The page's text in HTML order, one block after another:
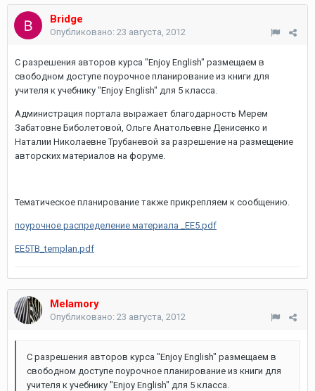
Bridge
Опубликовано: 23 августа, 2012
С разрешения авторов курса "Enjoy English" размещаем в
свободном доступе поурочное планирование из книги для
учителя к учебнику "Enjoy English" для 5 класса.
Администрация портала выражает благодарность Мерем
Забатовне Биболетовой, Ольге Анатольевне Денисенко и
Наталии Николаевне Трубаневой за разрешение на размещение
авторских материалов на форуме.
Тематическое планирование также прикрепляем к сообщению.
поурочное распределение материала _ЕЕ5.pdf
EE5TB_templan.pdf
Melamory
Опубликовано: 23 августа, 2012
С разрешения авторов курса "Enjoy English" размещаем в
свободном доступе поурочное планирование из книги для
учителя к учебнику "Enjoy English" для 5 класса.